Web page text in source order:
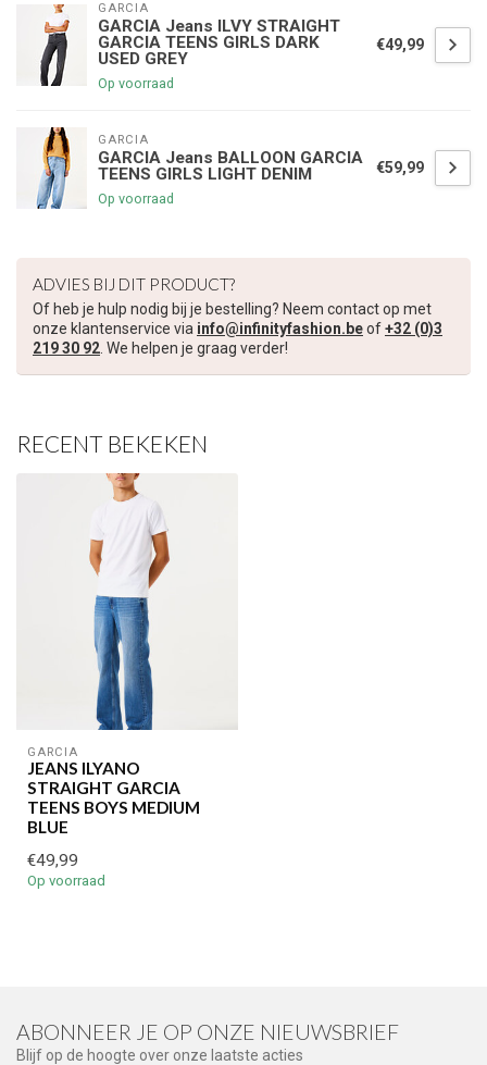
GARCIA
GARCIA Jeans ILVY STRAIGHT
GARCIA TEENS GIRLS DARK
USED GREY
Op voorraad
€49,99
GARCIA
GARCIA Jeans BALLOON GARCIA
TEENS GIRLS LIGHT DENIM
Op voorraad
€59,99
ADVIES BIJ DIT PRODUCT?
Of heb je hulp nodig bij je bestelling? Neem contact op met
onze klantenservice via info@infinityfashion.beof+32 (0)3
219 30 92. We helpen je graag verder!
RECENT BEKEKEN
GARCIA
JEANS ILYANO
STRAIGHT GARCIA
TEENS BOYS MEDIUM
BLUE
€49,99
Op voorraad
ABONNEER JE OP ONZE NIEUWSBRIEF
Blijf op de hoogte over onze laatste acties